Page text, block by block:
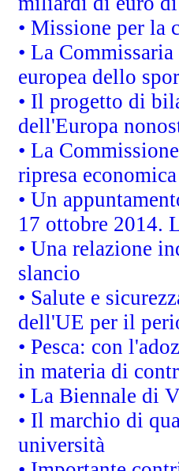
• Missione per la
• La
europea dello
• Il progetto di
dell'Europa
• La
ripresa economica
• Un
17 ottobre 2014.
• Una relazione
slancio
• Salute e
dell'UE per il
• Pesca: con
in materia di
• La Biennale di
• Il marchio di
università